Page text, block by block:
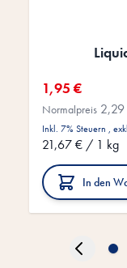
Sonderangebot
1,95 €
Normalpreis
Inkl. 7% Steuern ,
21,67 € / 1 kg
In den